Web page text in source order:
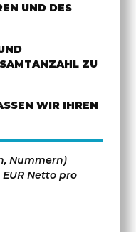
UND DES
ZU
WIR IHREN
Nummern)
Netto pro